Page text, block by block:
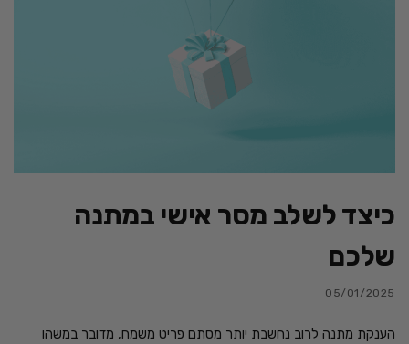
כיצד לשלב מסר אישי במתנה
שלכם
05/01/2025
הענקת מתנה לרוב נחשבת יותר מסתם פריט משמח, מדובר במשהו